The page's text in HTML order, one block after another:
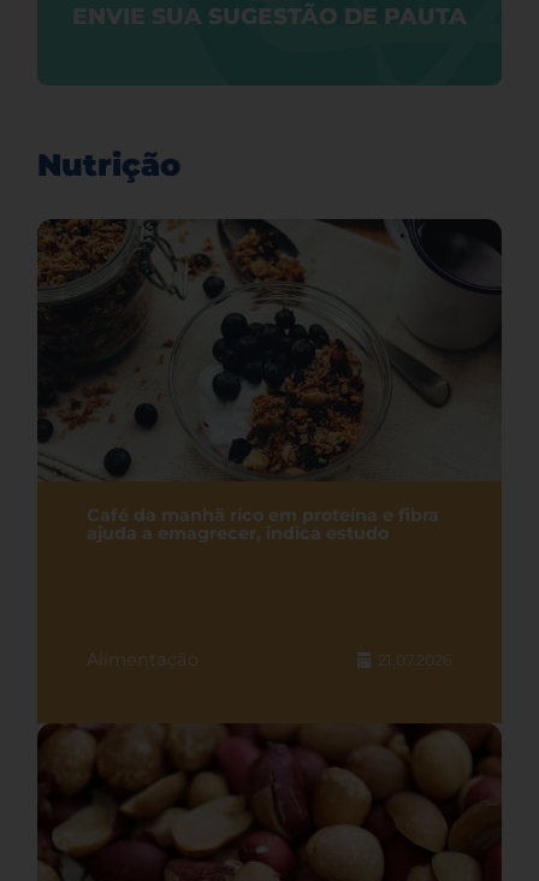
ENVIE SUA SUGESTÃO DE PAUTA
Nutrição
Café da manhã rico em proteína e fibra
ajuda a emagrecer, indica estudo
Alimentação 21.07.2026